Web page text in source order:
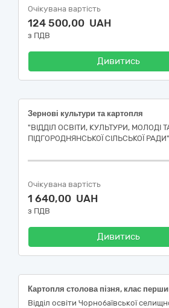
Очікувана вартість
124 500,00 UAH
з ПДВ
Дивитись
Зернові культури та картопля
"ВІДДІЛ ОСВІТИ, КУЛЬТУРИ, МОЛОДІ
ПІДГОРОДНЯНСЬКОЇ СІЛЬСЬКОЇ РАДИ"
Очікувана вартість
1 640,00 UAH
з ПДВ
Дивитись
Відділ освіти Чорнобаївської